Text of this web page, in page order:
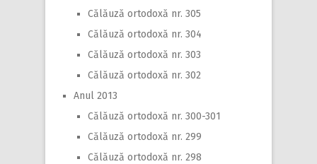
Călăuză ortodoxă nr. 305
Călăuză ortodoxă nr. 304
Călăuză ortodoxă nr. 303
Călăuză ortodoxă nr. 302
Anul 2013
Călăuză ortodoxă nr. 300-301
Călăuză ortodoxă nr. 299
Călăuză ortodoxă nr. 298